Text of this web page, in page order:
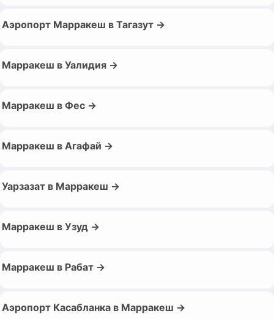
Аэропорт Марракеш в Тагазут →
Марракеш в Уалидия →
Марракеш в Фес →
Марракеш в Агафай →
Уарзазат в Марракеш →
Марракеш в Узуд →
Марракеш в Рабат →
Аэропорт Касабланка в Марракеш →